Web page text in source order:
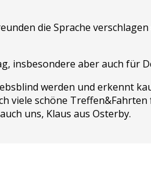
die Sprache
insbesondere aber auch für
werden und erkennt
schöne
uns, Klaus aus Osterby.